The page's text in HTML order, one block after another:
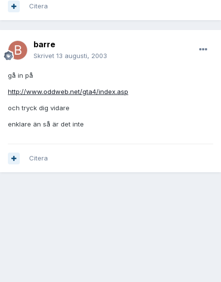
Citera
barre
Skrivet 13 augusti, 2003
gå in på
http://www.oddweb.net/gta4/index.asp
och tryck dig vidare
enklare än så är det inte
Citera